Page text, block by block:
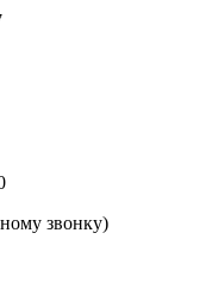
звонку)